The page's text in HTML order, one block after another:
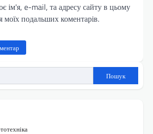
ім'я, e-mail, та адресу сайту в цьому
моїх подальших коментарів.
Пошук